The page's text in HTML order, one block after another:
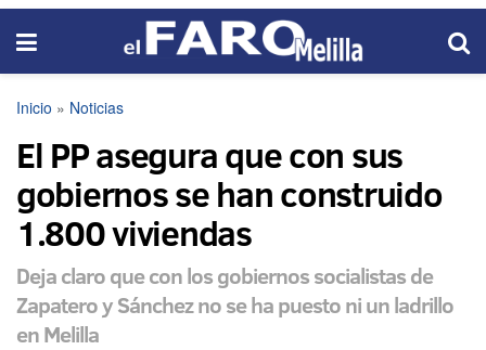
Inicio » Noticias
El PP asegura que con sus
gobiernos se han construido
1.800 viviendas
Deja claro que con los gobiernos socialistas de
Zapatero y Sánchez no se ha puesto ni un ladrillo
en Melilla